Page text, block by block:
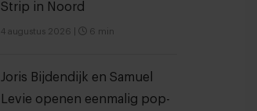
Strip in Noord
4 augustus 2026 6 min
Joris Bijdendijk en Samuel
Levie openen eenmalig pop-